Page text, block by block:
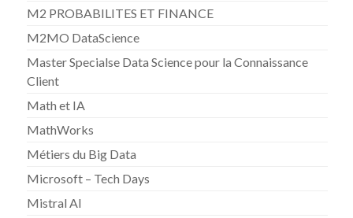
M2 PROBABILITES ET FINANCE
M2MO DataScience
Master Specialse Data Science pour la Connaissance
Client
Math et IA
MathWorks
Métiers du Big Data
Microsoft – Tech Days
Mistral AI